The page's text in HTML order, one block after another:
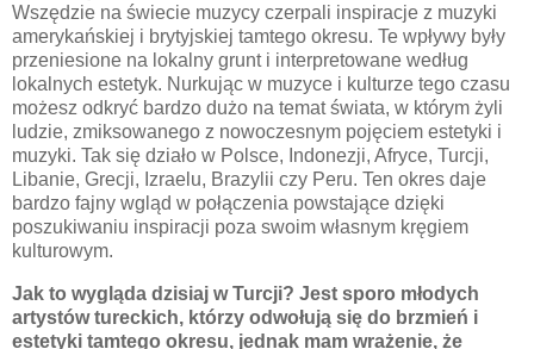
Wszędzie na świecie muzycy czerpali inspiracje z muzyki
amerykańskiej i brytyjskiej tamtego okresu. Te wpływy były
przeniesione na lokalny grunt i interpretowane według
lokalnych estetyk. Nurkując w muzyce i kulturze tego czasu
możesz odkryć bardzo dużo na temat świata, w którym żyli
ludzie, zmiksowanego z nowoczesnym pojęciem estetyki i
muzyki. Tak się działo w Polsce, Indonezji, Afryce, Turcji,
Libanie, Grecji, Izraelu, Brazylii czy Peru. Ten okres daje
bardzo fajny wgląd w połączenia powstające dzięki
poszukiwaniu inspiracji poza swoim własnym kręgiem
kulturowym.
Jak to wygląda dzisiaj w Turcji? Jest sporo młodych
artystów tureckich, którzy odwołują się do brzmień i
estetyki tamtego okresu, jednak mam wrażenie, że